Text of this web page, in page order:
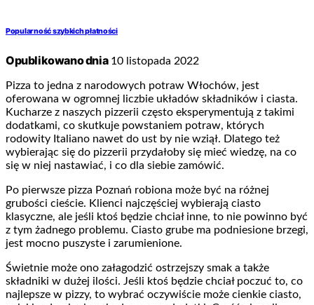
Popularność szybkich płatności
Opublikowano dnia10 listopada 2022
Pizza to jedna z narodowych potraw Włochów, jest
oferowana w ogromnej liczbie układów składników i ciasta.
Kucharze z naszych pizzerii często eksperymentują z takimi
dodatkami, co skutkuje powstaniem potraw, których
rodowity Italiano nawet do ust by nie wziął. Dlatego też
wybierając się do pizzerii przydałoby się mieć wiedzę, na co
się w niej nastawiać, i co dla siebie zamówić.
Po pierwsze pizza Poznań robiona może być na różnej
grubości cieście. Klienci najczęściej wybierają ciasto
klasyczne, ale jeśli ktoś będzie chciał inne, to nie powinno być
z tym żadnego problemu. Ciasto grube ma podniesione brzegi,
jest mocno puszyste i zarumienione.
Świetnie może ono załagodzić ostrzejszy smak a także
składniki w dużej ilości. Jeśli ktoś będzie chciał poczuć to, co
najlepsze w pizzy, to wybrać oczywiście może cienkie ciasto,